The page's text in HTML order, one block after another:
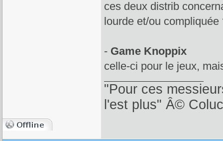
ces deux distrib
lourde et/ou compliquée
- Game Knoppix
celle-ci pour le jeux,
"Pour ces
l'est plus" Â©